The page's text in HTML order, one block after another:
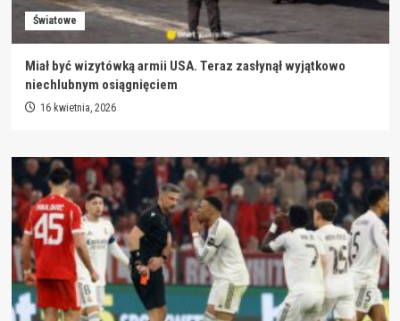
Światowe
Miał być wizytówką armii USA. Teraz zasłynął wyjątkowo
niechlubnym osiągnięciem
16 kwietnia, 2026